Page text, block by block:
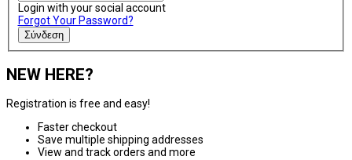
Login with your social account
Forgot Your Password?
Σύνδεση
NEW HERE?
Registration is free and easy!
Faster checkout
Save multiple shipping addresses
View and track orders and more